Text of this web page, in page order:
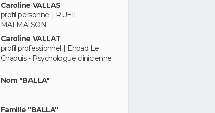
Caroline VALLAS
profil personnel | RUEIL
MALMAISON
Caroline VALLAT
profil professionnel | Ehpad Le
Chapuis - Psychologue clinicienne
Nom "BALLA"
Famille "BALLA"